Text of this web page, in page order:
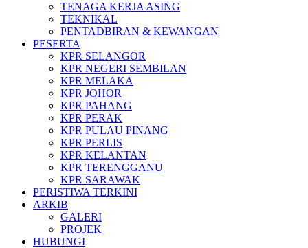
TENAGA KERJA ASING
TEKNIKAL
PENTADBIRAN & KEWANGAN
PESERTA
KPR SELANGOR
KPR NEGERI SEMBILAN
KPR MELAKA
KPR JOHOR
KPR PAHANG
KPR PERAK
KPR PULAU PINANG
KPR PERLIS
KPR KELANTAN
KPR TERENGGANU
KPR SARAWAK
PERISTIWA TERKINI
ARKIB
GALERI
PROJEK
HUBUNGI